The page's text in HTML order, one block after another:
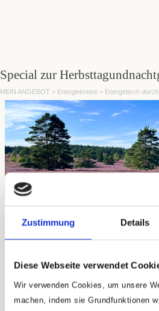
Zustimmung Details
Diese Webseite verwendet
Wir verwenden Cookies, um unsere
machen, indem sie Grundfunktionen
Special zur
MEIN ANGEBOT > Energiekreise > Energetisch
Herbst
7-Tage-Special-
22. bis 28.